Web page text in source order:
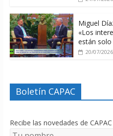
Miguel
«Los
están solo
20/07/2026
Boletín CAPAC
Recibe las novedades de